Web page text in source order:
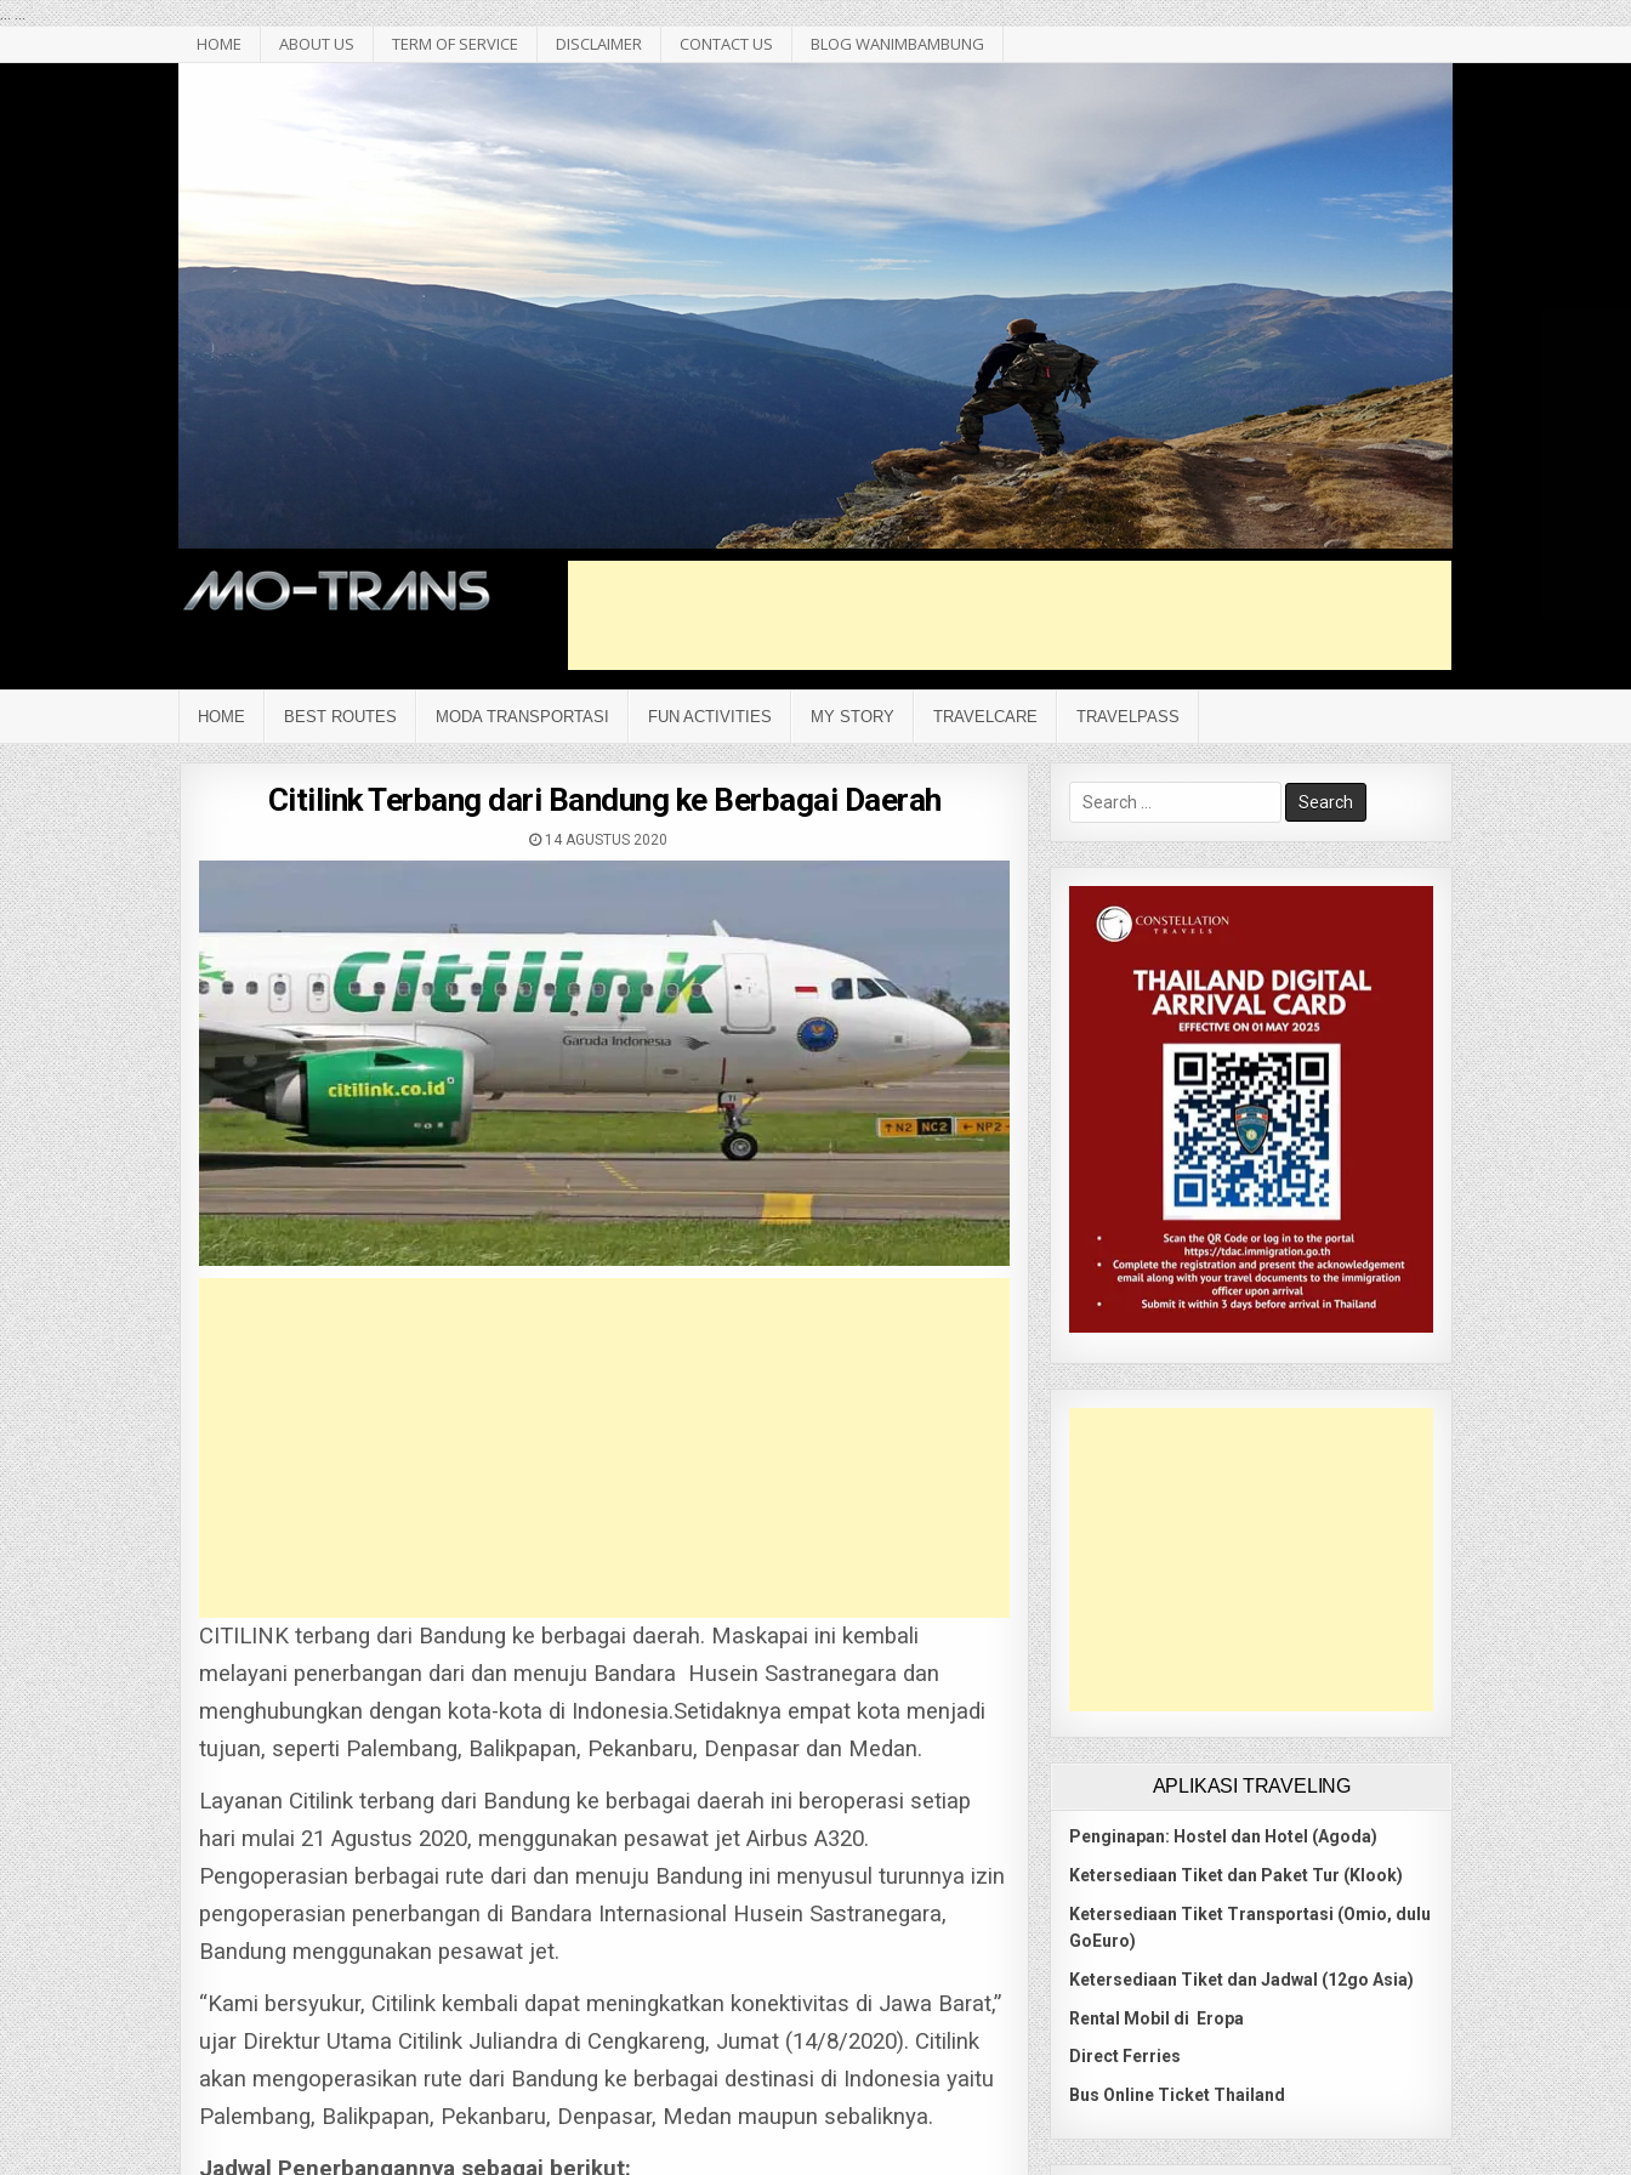
......
HOME ABOUT US TERM OF SERVICE DISCLAIMER CONTACT US BLOG WANIMBAMBUNG
HOME BEST ROUTES MODA TRANSPORTASI FUN ACTIVITIES MY STORY TRAVELCARE TRAVELPASS
Citilink Terbang dari Bandung ke Berbagai Daerah
14 AGUSTUS 2020
CITILINK terbang dari Bandung ke berbagai daerah. Maskapai ini kembali
melayani penerbangan dari dan menuju Bandara Husein Sastranegara dan
menghubungkan dengan kota-kota di Indonesia.Setidaknya empat kota menjadi
tujuan, seperti Palembang, Balikpapan, Pekanbaru, Denpasar dan Medan.
Layanan Citilink terbang dari Bandung ke berbagai daerah ini beroperasi setiap
hari mulai 21 Agustus 2020, menggunakan pesawat jet Airbus A320.
Pengoperasian berbagai rute dari dan menuju Bandung ini menyusul turunnya izin
pengoperasian penerbangan di Bandara Internasional Husein Sastranegara,
Bandung menggunakan pesawat jet.
“Kami bersyukur, Citilink kembali dapat meningkatkan konektivitas di Jawa Barat,”
ujar Direktur Utama Citilink Juliandra di Cengkareng, Jumat (14/8/2020). Citilink
akan mengoperasikan rute dari Bandung ke berbagai destinasi di Indonesia yaitu
Palembang, Balikpapan, Pekanbaru, Denpasar, Medan maupun sebaliknya.
Jadwal Penerbangannya sebagai berikut:
Search
for:
APLIKASI TRAVELING
Penginapan: Hostel dan Hotel (Agoda)
Ketersediaan Tiket dan Paket Tur (Klook)
Ketersediaan Tiket Transportasi (Omio, dulu
GoEuro)
Ketersediaan Tiket dan Jadwal (12go Asia)
Rental Mobil di Eropa
Direct Ferries
Bus Online Ticket Thailand